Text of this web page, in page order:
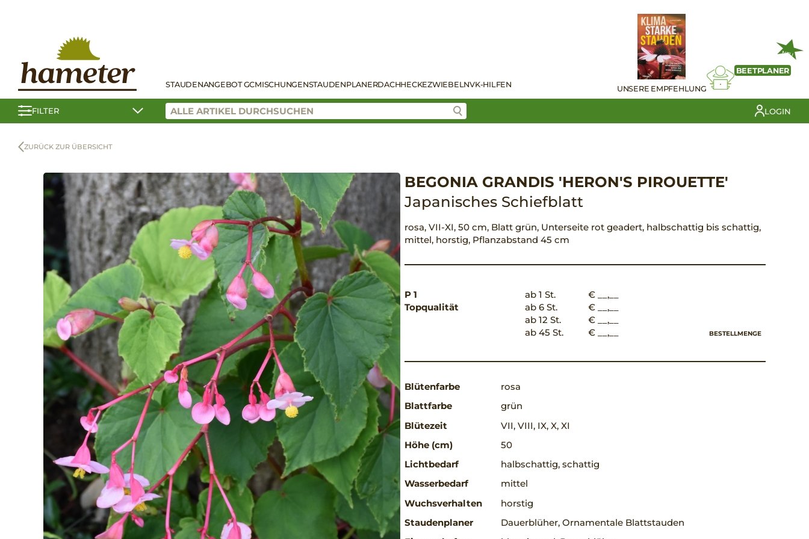
STAUDENANGEBOT GCMISCHUNGENSTAUDENPLANERDACHHECKEZWIEBELNVK-HILFEN UNSERE EMPFEHLUNG
NEU
BEETPLANER
FILTER LOGIN
ZURÜCK ZUR ÜBERSICHT
BEGONIA GRANDIS 'HERON'S PIROUETTE'
Japanisches Schiefblatt
rosa, VII-XI, 50 cm, Blatt grün, Unterseite rot geadert, halbschattig bis schattig,
mittel, horstig, Pflanzabstand 45 cm
P 1
Topqualität
ab 1 St.
€ __,__
ab 6 St.
€ __,__
ab 12 St.
€ __,__
ab 45 St.
€ __,__ BESTELLMENGE
Blütenfarbe
rosa
Blattfarbe
grün
Blütezeit
VII, VIII, IX, X, XI
Höhe (cm)
50
Lichtbedarf
halbschattig, schattig
Wasserbedarf
mittel
Wuchsverhalten
horstig
Staudenplaner
Dauerblüher, Ornamentale Blattstauden